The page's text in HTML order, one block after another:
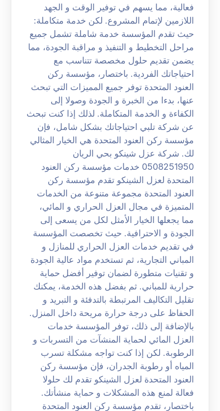
فعالية، مما يسهم في توفير الوقت و الجهد
اللازمين لإتمام المشروع. لكن خدمة متكاملة:
حيث تقدم المؤسسة خدمة شاملة تشمل جميع
مراحل التخطيط و التنفيذ و مراقبة الجودة، مما
يضمن تقديم حلول مخصصة تتناسب مع
احتياجاتك الفردية. باختصار، مؤسسة ركن
العنود المتحدة توفر جميع المميزات التي تبحث
عنها، بدءا من الخبرة و الجودة وصولا إلى
الكفاءة و الخدمة المتكاملة. لذلك إذا كنت تبحث
عن شركة تلبي احتياجاتك بشكل شامل، فإن
مؤسسة ركن العنود المتحدة هي الخيار المثالي
لك. شركة عزل شينكو بحي الريان
0508251950 خدمات مؤسسة ركن العنود
المتحدة لعزل الشينكو تقدم مؤسسة ركن
العنود المتحدة مجموعة متنوعة من الخدمات
المتميزة في مجال العزل الحراري و المائي،
مما يجعلها الخيار الأمثل لكل من يسعى إلى
الجودة و الاحترافية. حيث تخصصت المؤسسة
في تقديم خدمات العزل الحراري للمنازل و
المباني التجارية، ثم تستخدم مواد عالية الجودة
و تقنيات متطورة لضمان توفير أفضل حماية
حرارية للمباني. ثم بفضل هذه الخدمة، يمكنك
تقليل التكاليف المرتبطة بالتدفئة و التبريد و
الحفاظ على درجة حرارة مريحة داخل المنزل.
بالإضافة إلى ذلك، توفر المؤسسة خدمات
العزل المائي لحماية المنشآت من التسربات و
الرطوبة. لكن إذا كنت تواجه مشكلة تسرب
المياه أو رطوبة الجدران، فإن مؤسسة ركن
العنود المتحدة لعزل الشينكو تقدم لك حلولا
فعالة لمنع هذه المشكلات و حماية منشأتك.
باختصار، تقدم مؤسسة ركن العنود المتحدة